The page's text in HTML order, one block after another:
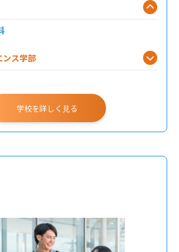
ンス学部
学校を詳しく見る